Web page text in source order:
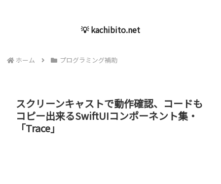
💡 kachibito.net
ホーム プログラミング補助
スクリーンキャストで動作確認、コードも
コピー出来るSwiftUIコンポーネント集・
「Trace」